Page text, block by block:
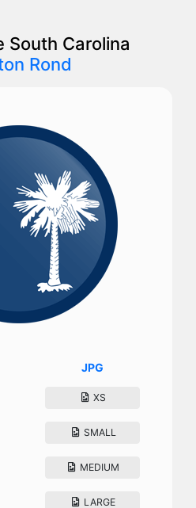
South Carolina
Rond
JPG
XS
SMALL
MEDIUM
LARGE